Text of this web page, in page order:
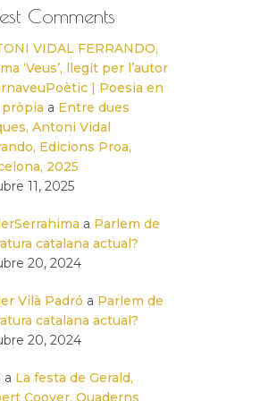
Comments
VIDAL FERRANDO,
‘Veus’, llegit per l’autor
| Poesia en
a Entre dues
Antoni Vidal
Edicions Proa,
2025
11, 2025
a Parlem de
catalana actual?
20, 2024
Vilà Padró a Parlem de
catalana actual?
20, 2024
a La festa de Gerald,
Coover, Quaderns